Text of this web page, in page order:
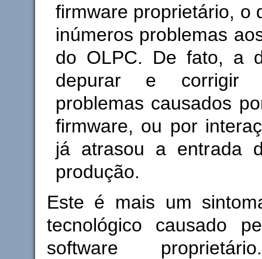
firmware proprietário, o
inúmeros problemas
do OLPC. De fato, a
depurar e corrigir
problemas causados
firmware, ou por
já atrasou a entrada
produção.
Este é mais um
tecnológico causado
software